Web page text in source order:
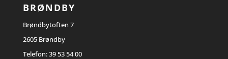
BRØNDBY
Brøndbytoften 7
2605 Brøndby
Telefon:39 53 54 00